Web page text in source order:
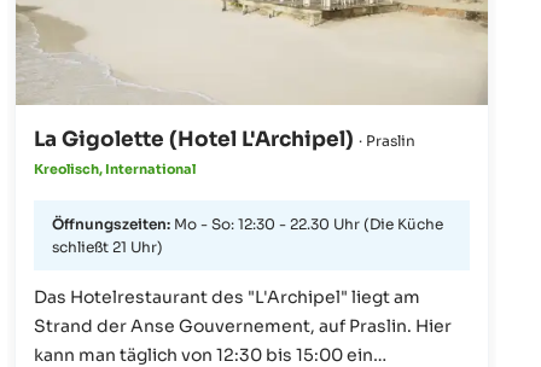
La Gigolette (Hotel L'Archipel) · Praslin
Kreolisch, International
Öffnungszeiten: Mo - So: 12:30 - 22.30 Uhr (Die Küche
schließt 21 Uhr)
Das Hotelrestaurant des "L'Archipel" liegt am
Strand der Anse Gouvernement, auf Praslin. Hier
kann man täglich von 12:30 bis 15:00 ein